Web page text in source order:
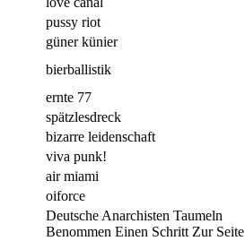
pussy riot
güner künier
bierballistik
ernte 77
spätzlesdreck
bizarre leidenschaft
viva punk!
air miami
oiforce
Deutsche Anarchisten Taumeln
Benommen Einen Schritt Zur Seite